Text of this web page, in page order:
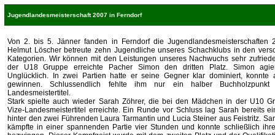
Jugendlandesmeisterschaft 2007 in Ferndorf
Von 2. bis 5. Jänner fanden in Ferndorf die Jugendlandesmeisterschaften
Helmut Löscher betreute zehn Jugendliche unseres Schachklubs in den
Kategorien. Wir können mit den Leistungen unseres Nachwuchs sehr
der U18 Gruppe erreichte Pacher Simon den dritten Platz. Simon
Unglücklich. In zwei Partien hatte er seine Gegner klar dominiert, konnte
gewinnen. Schlussendlich fehlte ihm nur ein halber
Landesmeistertitel.
Stark spielte auch wieder Sarah Zöhrer, die bei den Mädchen in der U10
Vize-Landesmeistertitel erreichte. Ein Runde vor Schluss lag Sarah bereits
hinter den zwei Führenden Laura Tarmantin und Lucia Steiner aus Feistritz.
kämpfte in einer spannenden Partie vier Stunden und konnte schließlich